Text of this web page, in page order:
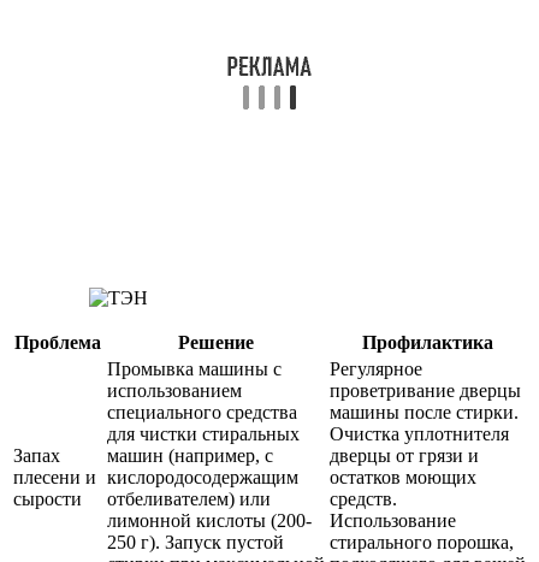
Проблема Решение Профилактика
Запах
плесени и
сырости
Промывка машины с
использованием
специального средства
для чистки стиральных
машин (например, с
кислородосодержащим
отбеливателем) или
лимонной кислоты (200-
250 г). Запуск пустой
Регулярное
проветривание дверцы
машины после стирки.
Очистка уплотнителя
дверцы от грязи и
остатков моющих
средств.
Использование
стирального порошка,